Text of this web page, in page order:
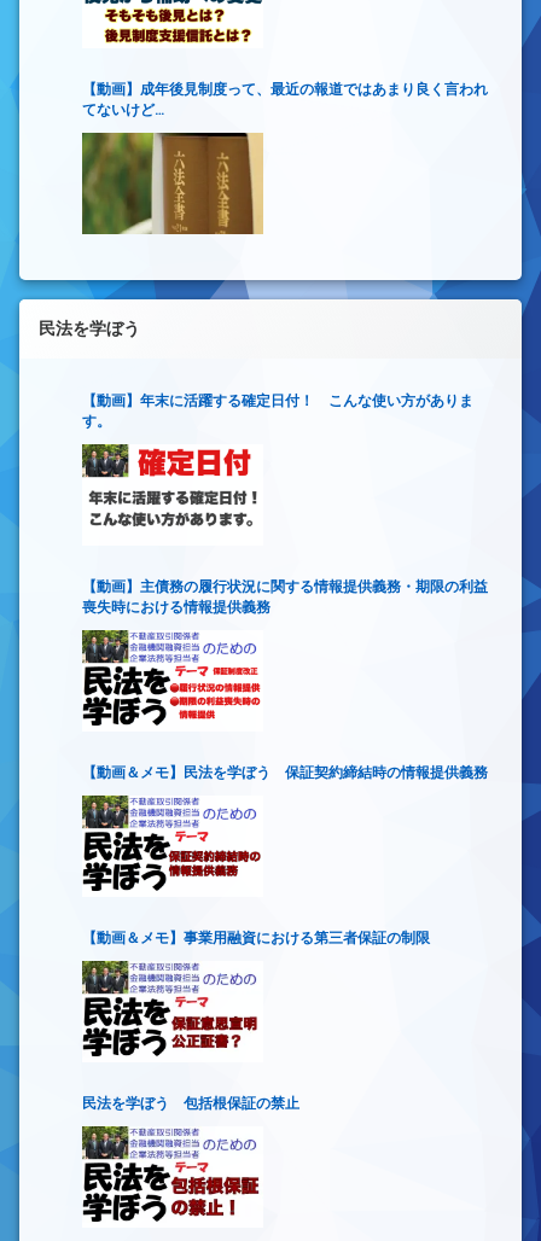
【動画】成年後見制度って、最近の報道ではあまり良く言われ
てないけど…
民法を学ぼう
【動画】年末に活躍する確定日付！ こんな使い方がありま
す。
【動画】主債務の履行状況に関する情報提供義務・期限の利益
喪失時における情報提供義務
【動画＆メモ】民法を学ぼう 保証契約締結時の情報提供義務
【動画＆メモ】事業用融資における第三者保証の制限
民法を学ぼう 包括根保証の禁止